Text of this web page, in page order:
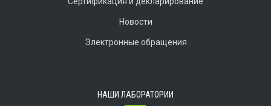
Новости
Электронные обращения
НАШИ ЛАБОРАТОРИИ